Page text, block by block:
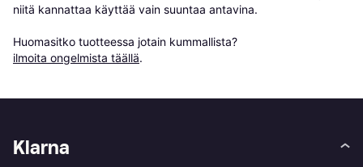
niitä kannattaa käyttää vain suuntaa antavina.
Huomasitko tuotteessa jotain kummallista?
ilmoita ongelmista täällä.
Klarna